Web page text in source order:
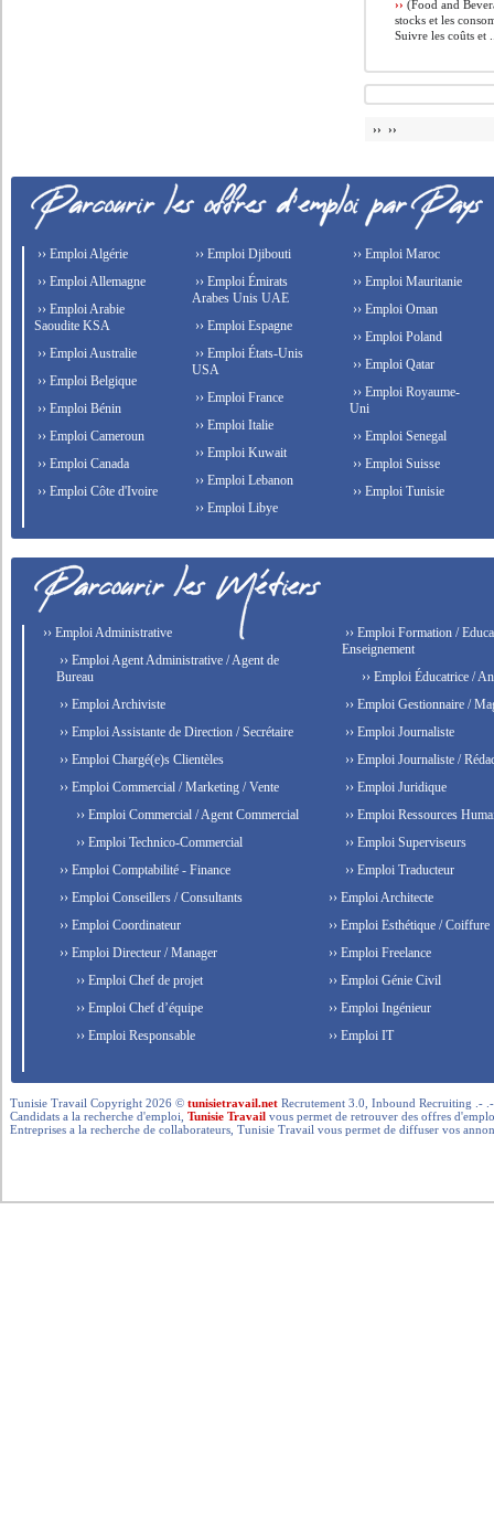
›› (Food and
stocks et les
Suivre les coûts et
›› ››
›› Emploi Algérie
›› Emploi Allemagne
›› Emploi Arabie
Saoudite KSA
›› Emploi Australie
›› Emploi Belgique
›› Emploi Bénin
›› Emploi Cameroun
›› Emploi Canada
›› Emploi Côte d'Ivoire
›› Emploi Djibouti
›› Emploi Émirats
Arabes Unis UAE
›› Emploi Espagne
›› Emploi États-Unis
USA
›› Emploi France
›› Emploi Italie
›› Emploi Kuwait
›› Emploi Lebanon
›› Emploi Libye
›› Emploi Maroc
›› Emploi Mauritanie
›› Emploi Oman
›› Emploi Poland
›› Emploi Qatar
›› Emploi Royaume-
Uni
›› Emploi Senegal
›› Emploi Suisse
›› Emploi Tunisie
›› Emploi Administrative
›› Emploi Agent Administrative / Agent de
Bureau
›› Emploi Archiviste
›› Emploi Assistante de Direction / Secrétaire
›› Emploi Chargé(e)s Clientèles
›› Emploi Commercial / Marketing / Vente
›› Emploi Commercial / Agent Commercial
›› Emploi Technico-Commercial
›› Emploi Comptabilité - Finance
›› Emploi Conseillers / Consultants
›› Emploi Coordinateur
›› Emploi Directeur / Manager
›› Emploi Chef de projet
›› Emploi Chef d’équipe
›› Emploi Responsable
›› Emploi Formation /
Enseignement
›› Emploi Éducatrice /
›› Emploi Gestionnaire /
›› Emploi Journaliste
›› Emploi Journaliste /
›› Emploi Juridique
›› Emploi Ressources
›› Emploi Superviseurs
›› Emploi Traducteur
›› Emploi Architecte
›› Emploi Esthétique / Coiffure
›› Emploi Freelance
›› Emploi Génie Civil
›› Emploi Ingénieur
›› Emploi IT
Tunisie Travail Copyright 2026 ©tunisietravail.net Recrutement 3.0, Inbound Recruiting .-
Candidats a la recherche d'emploi,Tunisie Travail vous permet de retrouver des offres
Entreprises a la recherche de collaborateurs, Tunisie Travail vous permet de diffuser vos